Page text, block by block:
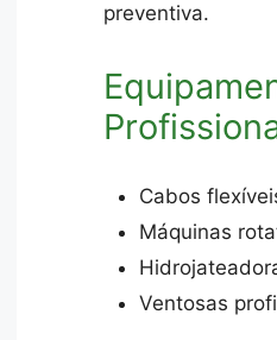
preventiva.
Cabos
Máquinas
Ventosas